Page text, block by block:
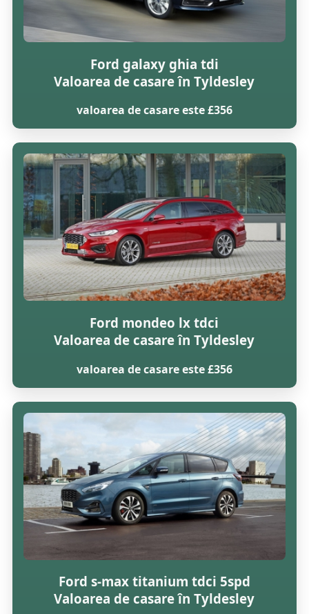
Ford galaxy ghia tdi
Valoarea de casare în Tyldesley
valoarea de casare este £356
Ford mondeo lx tdci
Valoarea de casare în Tyldesley
valoarea de casare este £356
Ford s-max titanium tdci 5spd
Valoarea de casare în Tyldesley